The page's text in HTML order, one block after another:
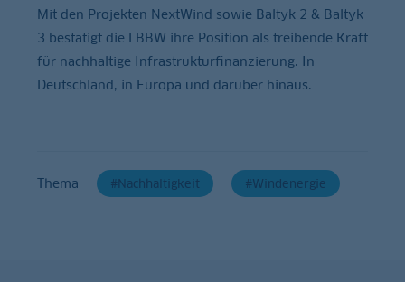
Mit den Projekten NextWind sowie Baltyk 2 & Baltyk
3 bestätigt die LBBW ihre Position als treibende Kraft
für nachhaltige Infrastrukturfinanzierung. In
Deutschland, in Europa und darüber hinaus.
Thema Nachhaltigkeit Windenergie